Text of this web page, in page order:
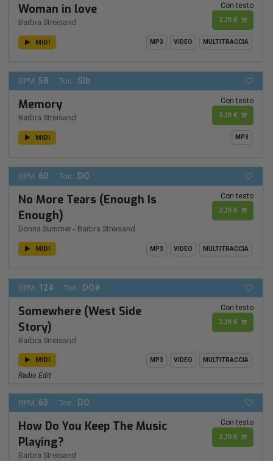
Woman in love
Barbra Streisand
Con testo
2,19 €
MIDI MP3 VIDEO MULTITRACCIA
BPM: 58 Ton.: SIb
Memory
Barbra Streisand
Con testo
2,19 €
MIDI MP3
BPM: 60 Ton.: DO
No More Tears (Enough Is
Enough)
Donna Summer - Barbra Streisand
Con testo
2,19 €
MIDI MP3 VIDEO MULTITRACCIA
BPM: 124 Ton.: DO#
Somewhere (West Side
Story)
Barbra Streisand
Con testo
2,19 €
MIDI MP3 VIDEO MULTITRACCIA
Radio Edit
BPM: 63 Ton.: DO
How Do You Keep The Music
Playing?
Barbra Streisand
Con testo
2,19 €